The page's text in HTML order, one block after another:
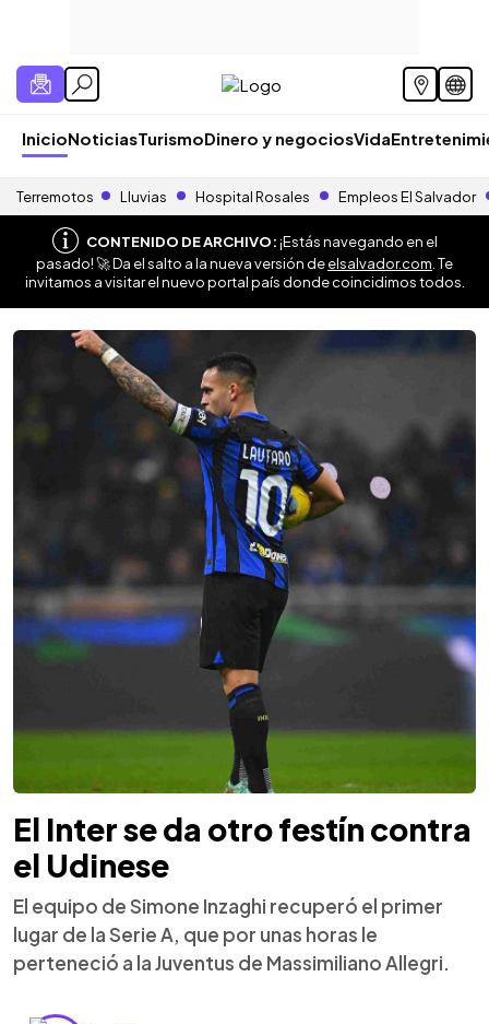
InicioNoticiasTurismoDinero y negociosVida
Terremotos Lluvias Hospital Rosales Empleos El Salvador
CONTENIDO DE ARCHIVO:¡Estás navegando en el
pasado! 🚀 Da el salto a la nueva versión deelsalvador.com . Te
invitamos a visitar el nuevo portal país donde coincidimos todos.
El Inter se da otro festín contra
el Udinese
El equipo de Simone Inzaghi recuperó el primer
lugar de la Serie A, que por unas horas le
perteneció a la Juventus de Massimiliano Allegri.